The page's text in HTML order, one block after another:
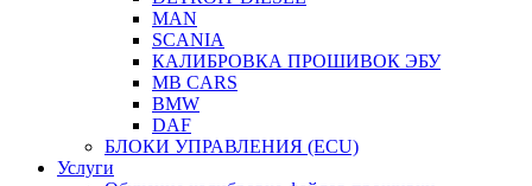
MAN
SCANIA
КАЛИБРОВКА ПРОШИВОК ЭБУ
MB CARS
BMW
DAF
БЛОКИ УПРАВЛЕНИЯ (ECU)
Услуги